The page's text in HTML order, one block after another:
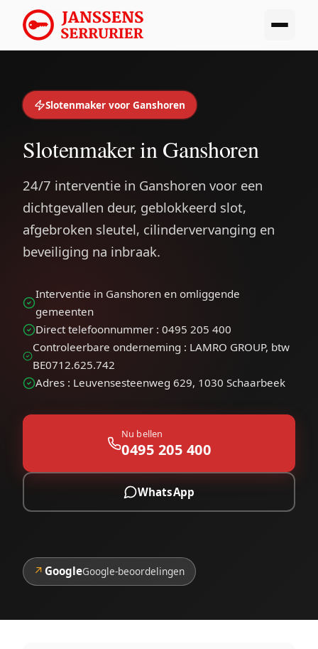
Slotenmaker voor Ganshoren
Slotenmaker in Ganshoren
24/7 interventie in Ganshoren voor een
dichtgevallen deur, geblokkeerd slot,
afgebroken sleutel, cilindervervanging en
beveiliging na inbraak.
Interventie in Ganshoren en omliggende
gemeenten
Direct telefoonnummer : 0495 205 400
Controleerbare onderneming : LAMRO GROUP, btw
BE0712.625.742
Adres : Leuvensesteenweg 629, 1030 Schaarbeek
Nu bellen
0495 205 400
WhatsApp
↗ GoogleGoogle-beoordelingen